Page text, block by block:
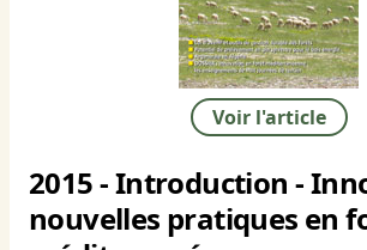
Voir l'article
2015 - Introduction -
nouvelles pratiques en